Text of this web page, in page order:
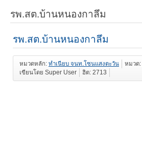
รพ.สต.บ้านหนองกาลึม
รพ.สต.บ้านหนองกาลึม
หมวดหลัก: ทำเนียบ จนท.โซนแสงตะวัน หมวด:
เขียนโดย Super User
ฮิต: 2713